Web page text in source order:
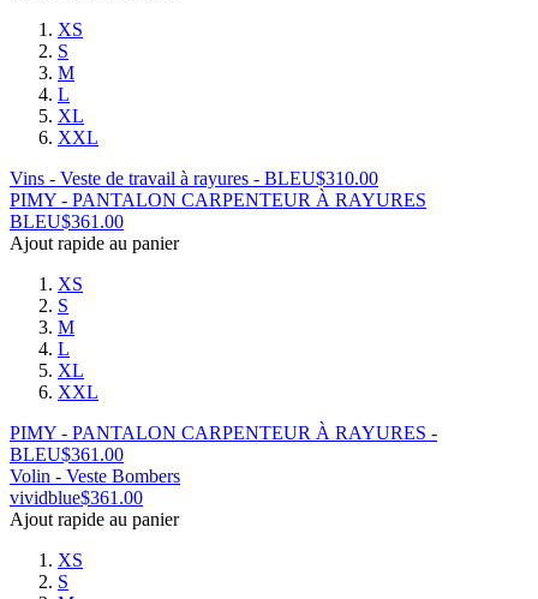
XS
S
M
L
XL
XXL
Vins - Veste de travail à rayures - BLEU$310.00
PIMY - PANTALON CARPENTEUR À RAYURES
BLEU$361.00
Ajout rapide au panier
XS
S
M
L
XL
XXL
PIMY - PANTALON CARPENTEUR À RAYURES -
BLEU$361.00
Volin - Veste Bombers
vividblue$361.00
Ajout rapide au panier
XS
S